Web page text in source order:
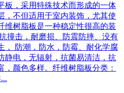
板，采用特殊技术而形成的一体
，不但适用于室内装饰，尤其使
维树脂板是一种稳定性很高的装
撞击，耐磨损、防震防摔、没有
， 防潮，防水，防霉、耐化学腐
静电，无辐射，抗菌易清洁，抗
，颜色多样。纤维树脂板分类：